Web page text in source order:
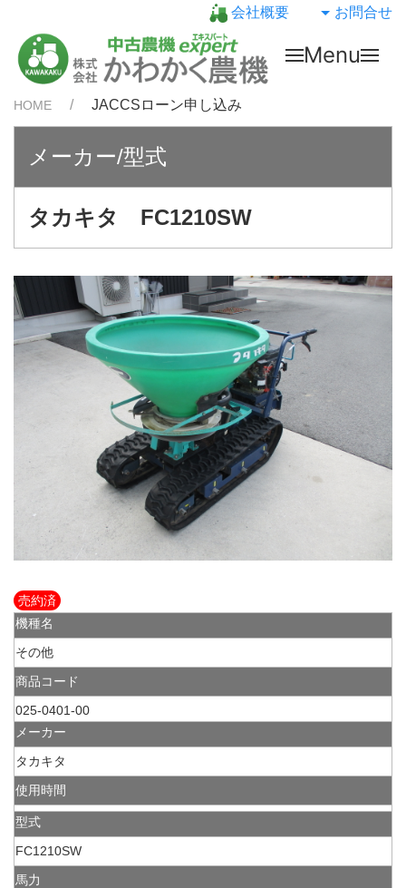
会社概要 お問合せ
Menu
HOME JACCSローン申し込み
メーカー/型式
タカキタ FC1210SW
売約済
機種名
その他
商品コード
025-0401-00
メーカー
タカキタ
使用時間
型式
FC1210SW
馬力